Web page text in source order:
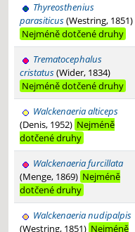
Thyreosthenius
parasiticus(Westring, 1851)
Nejméně dotčené druhy
Trematocephalus
cristatus(Wider, 1834)
Nejméně dotčené druhy
Walckenaeria alticeps
(Denis, 1952) Nejméně
dotčené druhy
Walckenaeria furcillata
(Menge, 1869) Nejméně
dotčené druhy
Walckenaeria nudipalpis
(Westring, 1851) Nejméně